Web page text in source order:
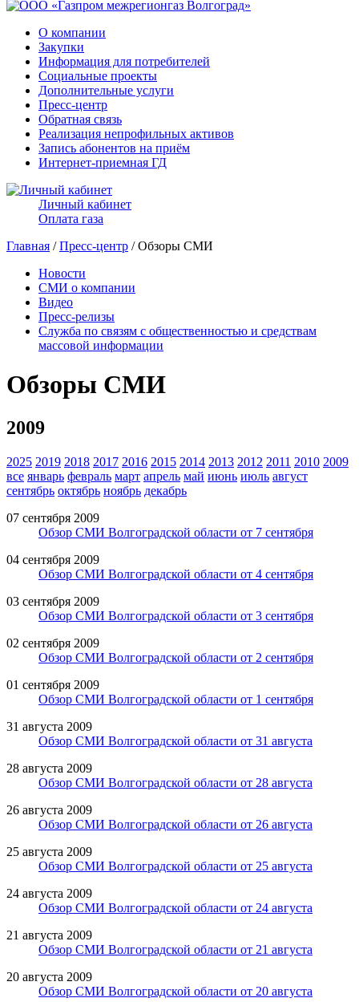
О компании
Закупки
Информация для потребителей
Социальные проекты
Дополнительные услуги
Пресс-центр
Обратная связь
Реализация непрофильных активов
Запись абонентов на приём
Интернет-приемная ГД
Личный кабинет
Оплата газа
Главная /Пресс-центр / Обзоры СМИ
Новости
СМИ о компании
Видео
Пресс-релизы
Служба по связям с общественностью и средствам
массовой информации
Обзоры СМИ
2009
2025 2019 2018 2017 2016 2015 2014 2013 2012 2011 2010 2009
все январь февраль март апрель май июнь июль август
сентябрь октябрь ноябрь декабрь
07 сентября 2009
Обзор СМИ Волгоградской области от 7 сентября
04 сентября 2009
Обзор СМИ Волгоградской области от 4 сентября
03 сентября 2009
Обзор СМИ Волгоградской области от 3 сентября
02 сентября 2009
Обзор СМИ Волгоградской области от 2 сентября
01 сентября 2009
Обзор СМИ Волгоградской области от 1 сентября
31 августа 2009
Обзор СМИ Волгоградской области от 31 августа
28 августа 2009
Обзор СМИ Волгоградской области от 28 августа
26 августа 2009
Обзор СМИ Волгоградской области от 26 августа
25 августа 2009
Обзор СМИ Волгоградской области от 25 августа
24 августа 2009
Обзор СМИ Волгоградской области от 24 августа
21 августа 2009
Обзор СМИ Волгоградской области от 21 августа
20 августа 2009
Обзор СМИ Волгоградской области от 20 августа